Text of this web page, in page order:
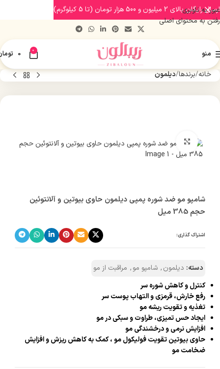
عبور به ناوبری
رفتن به محتوای اصلی
منو 0
0
خانه برندها دیلمون
بزرگنمایی تصویر
شامپو مو ضد شوره پمپی دیلمون حاوی بیوتین و آلانتوئین
حجم 385 میل
اشتراک گذاری:
دسته: دیلمون, شامپو مو, مراقبت از مو
کنترل و کاهش شوره سر
رفع خارش، قرمزی و التهاب پوست سر
تغذیه و تقویت ریشه مو
ایجاد حس تمیزی، طراوت و سبکی در مو
افزایش نرمی و درخشندگی مو
حاوی بیوتین تقویت فولیکول‌ مو ، کمک به کاهش ریزش و افزایش
ضخامت مو
ارسال رایگان بالای 2 میلیون و 500 هزار تومان (تا 5 کیلوگرم)